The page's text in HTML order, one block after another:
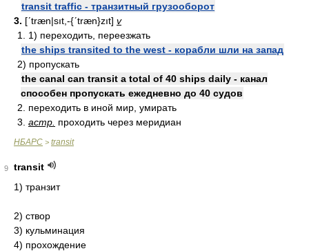
transit traffic - транзитный грузооборот
3. [ʹtræn|sıt,-{ʹtræn}zıt] v
1. 1) переходить, переезжать
the ships transited to the west - корабли шли на запад
2) пропускать
the canal can transit a total of 40 ships daily - канал
способен пропускать ежедневно до 40 судов
2. переходить в иной мир, умирать
3. астр. проходить через меридиан
НБАРС > transit
9
transit
1) транзит
2) створ
3) кульминация
4) прохождение